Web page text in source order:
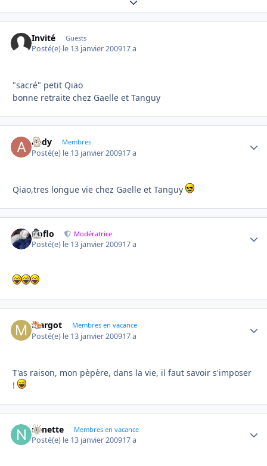
Invité Guests
Posté(e) le 13 janvier 200917 a
"sacré" petit Qiao
bonne retraite chez Gaelle et Tanguy
andy Membres
Posté(e) le 13 janvier 200917 a
Qiao,tres longue vie chez Gaelle et Tanguy
floflo Modératrice
Posté(e) le 13 janvier 200917 a
Margot Membres en vacance
Posté(e) le 13 janvier 200917 a
T'as raison, mon pèpère, dans la vie, il faut savoir s'imposer
!
nenette Membres en vacance
Posté(e) le 13 janvier 200917 a